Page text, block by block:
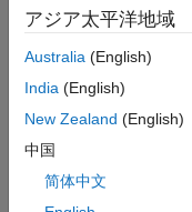
合は、コーディング
診断を参照してくだ
例
すべて展開する
2 つのファ
のない定義
アジア太平洋地域
Australia (English)
India (English)
New Zealand (English)
中国
简体中文